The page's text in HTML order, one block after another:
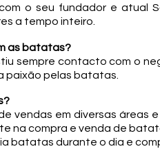
o seu fundador e atual
a tempo inteiro.
as batatas?
sempre contacto com o
paixão pelas batatas.
vendas em diversas áreas
na compra e venda de
batatas durante o dia e